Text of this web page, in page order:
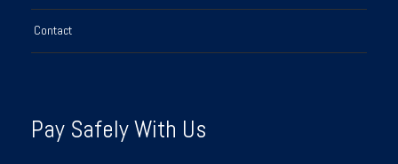
Contact
Pay Safely With Us